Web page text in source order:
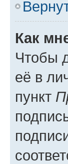
Как
Чтобы
её в
пункт